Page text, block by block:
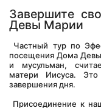
Завершите
Девы Марии
посещения Дома
и мусульман,
матери Иисуса.
завершения дня.